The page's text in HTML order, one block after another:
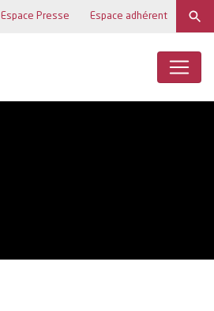
Espace Presse Espace adhérent